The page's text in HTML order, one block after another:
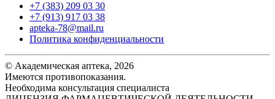
+7 (383) 209 03 30
+7 (913) 917 03 38
apteka-78@mail.ru
Политика конфиденциальности
© Академическая аптека, 2026
Имеются противопоказания.
Необходима консультация специалиста